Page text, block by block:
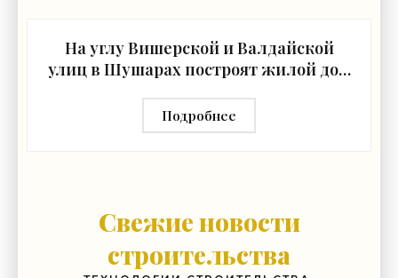
На углу Вишерской и Валдайской
улиц в Шушарах построят жилой дом
Подробнее
Свежие новости
строительства